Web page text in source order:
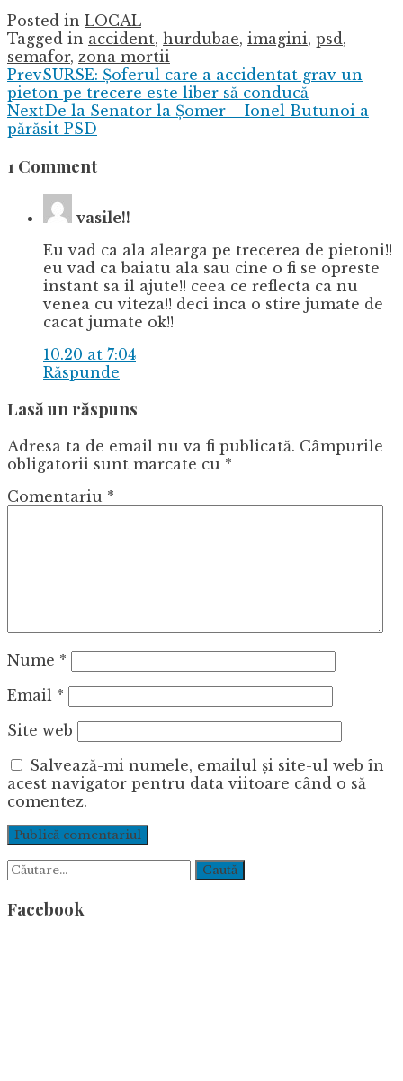
Posted in LOCAL
Tagged in accident, hurdubae, imagini, psd,
semafor, zona mortii
PrevSURSE: Şoferul care a accidentat grav un
pieton pe trecere este liber să conducă
NextDe la Senator la Şomer – Ionel Butunoi a
părăsit PSD
1 Comment
vasile!!
Eu vad ca ala alearga pe trecerea de pietoni!!
eu vad ca baiatu ala sau cine o fi se opreste
instant sa il ajute!! ceea ce reflecta ca nu
venea cu viteza!! deci inca o stire jumate de
cacat jumate ok!!
10.20 at 7:04
Răspunde
Lasă un răspuns
Adresa ta de email nu va fi publicată. Câmpurile
obligatorii sunt marcate cu *
Comentariu *
Nume *
Email *
Site web
Salvează-mi numele, emailul și site-ul web în
acest navigator pentru data viitoare când o să
comentez.
Caută
după:
Facebook